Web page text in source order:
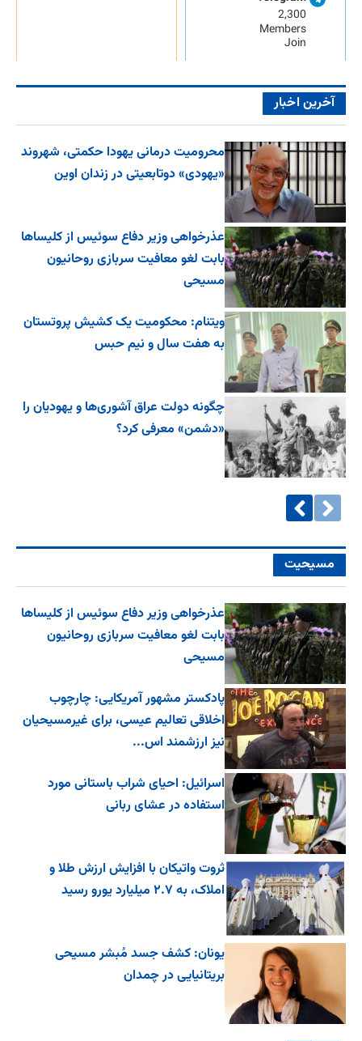
2,300
Members
Join
آخرین اخبار
محرومیت درمانی یهودا حکمتی، شهروند
«یهودی» دوتابعیتی در زندان اوین
عذرخواهی وزیر دفاع سوئیس از کلیساها
بابت لغو معافیت سربازی روحانیون
مسیحی
ویتنام: محکومیت یک کشیش پروتستان
به هفت سال و نیم حبس
چگونه دولت عراق آشوری‌ها و یهودیان را
«دشمن» معرفی کرد؟
مسیحیت
عذرخواهی وزیر دفاع سوئیس از کلیساها
بابت لغو معافیت سربازی روحانیون
مسیحی
پادکستر مشهور آمریکایی: چارچوب
اخلاقی تعالیم عیسی، برای غیرمسیحیان
نیز ارزشمند اس...
اسرائیل: احیای شراب باستانی مورد
استفاده در عشای ربانی
ثروت واتیکان با افزایش ارزش طلا و
املاک، به ۲.۷ میلیارد یورو رسید
یونان: کشف جسد مُبشر مسیحی
بریتانیایی در چمدان